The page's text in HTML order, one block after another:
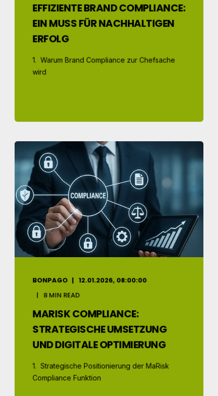
EFFIZIENTE BRAND COMPLIANCE:
EIN MUSS FÜR NACHHALTIGEN
ERFOLG
1. Warum Brand Compliance zur Chefsache
wird
BONPAGO
12.01.2026, 08:00:00
8 MIN READ
MARISK COMPLIANCE:
STRATEGISCHE UMSETZUNG
UND DIGITALE OPTIMIERUNG
1. Strategische Positionierung der MaRisk
Compliance Funktion